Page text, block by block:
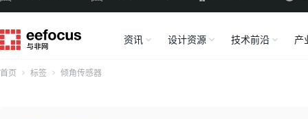
资讯 设计资源 技术前沿 产
首页 标签 倾角传感器